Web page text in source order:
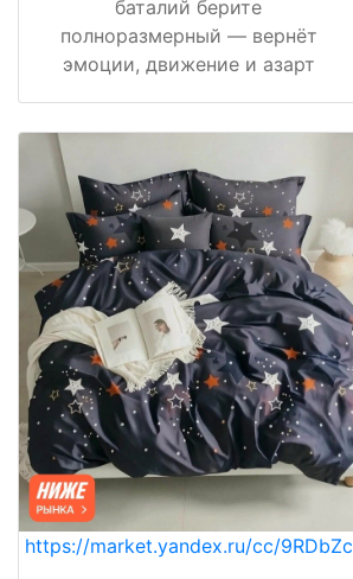
баталий берите
полноразмерный — вернёт
эмоции, движение и азарт
https://market.yandex.ru/cc/9RDbZc